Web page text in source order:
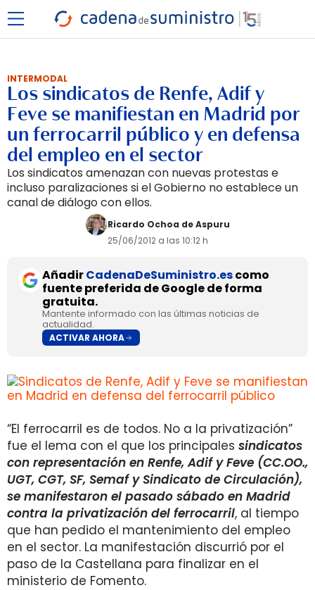
INTERMODAL
Los sindicatos de Renfe, Adif y
Feve se manifiestan en Madrid por
un ferrocarril público y en defensa
del empleo en el sector
Los sindicatos amenazan con nuevas protestas e
incluso paralizaciones si el Gobierno no establece un
canal de diálogo con ellos.
Ricardo Ochoa de Aspuru
25/06/2012 a las 10:12 h
AñadirCadenaDeSuministro.escomo
fuente preferida de Google de forma
gratuita.
Mantente informado con las últimas noticias de
actualidad.
ACTIVAR AHORA
“El ferrocarril es de todos. No a la privatización”
fue el lema con el que los principales sindicatos
con representación en Renfe, Adif y Feve (CC.OO.,
UGT, CGT, SF, Semaf y Sindicato de Circulación),
se manifestaron el pasado sábado en Madrid
contra la privatización del ferrocarril, al tiempo
que han pedido el mantenimiento del empleo
en el sector. La manifestación discurrió por el
paso de la Castellana para finalizar en el
ministerio de Fomento.